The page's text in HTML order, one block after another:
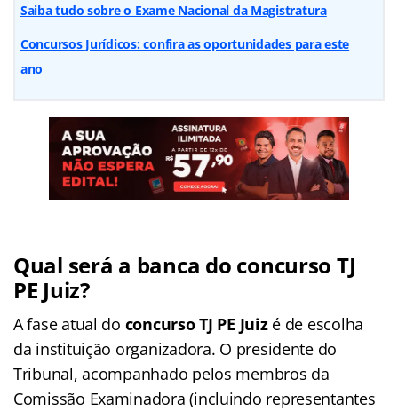
Saiba tudo sobre o Exame Nacional da Magistratura
Concursos Jurídicos: confira as oportunidades para este
ano
Qual será a banca do concurso TJ
PE Juiz?
A fase atual do concurso TJ PE Juizé de escolha
da instituição organizadora. O presidente do
Tribunal, acompanhado pelos membros da
Comissão Examinadora (incluindo representantes